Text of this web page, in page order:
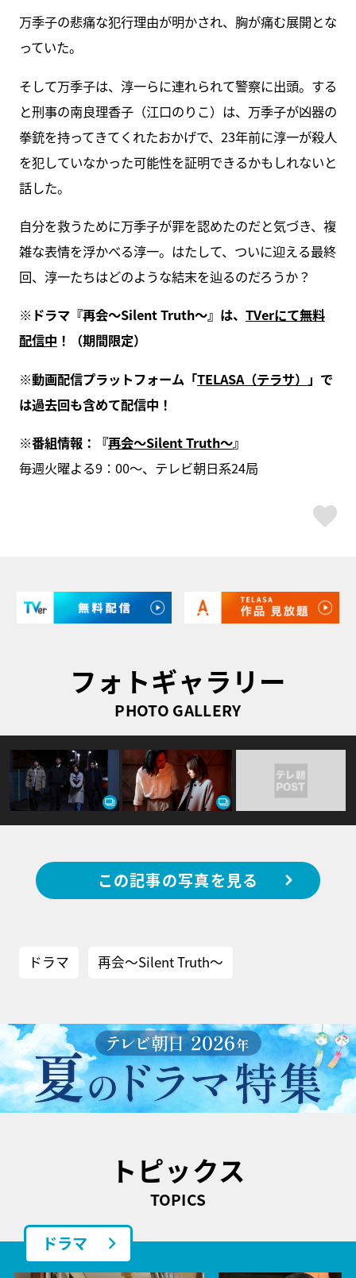
万季子の悲痛な犯行理由が明かされ、胸が痛む展開とな
っていた。
そして万季子は、淳一らに連れられて警察に出頭。する
と刑事の南良理香子（江口のりこ）は、万季子が凶器の
拳銃を持ってきてくれたおかげで、23年前に淳一が殺人
を犯していなかった可能性を証明できるかもしれないと
話した。
自分を救うために万季子が罪を認めたのだと気づき、複
雑な表情を浮かべる淳一。はたして、ついに迎える最終
回、淳一たちはどのような結末を辿るのだろうか？
※ドラマ『再会～Silent Truth～』は、 TVerにて無料
配信中 ！（期間限定）
※動画配信プラットフォーム「TELASA（テラサ） 」で
は過去回も含めて配信中！
※番組情報：『再会～Silent Truth～』
毎週火曜よる9：00～、テレビ朝日系24局
フォトギャラリー
PHOTO GALLERY
この記事の写真を見る
ドラマ 再会～Silent Truth～
トピックス
TOPICS
ドラマ